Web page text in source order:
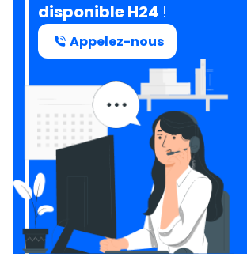
disponible H24 !
Appelez-nous